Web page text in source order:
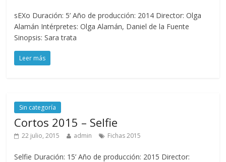
sEXo Duración: 5’ Año de producción: 2014 Director: Olga
Alamán Intérpretes: Olga Alamán, Daniel de la Fuente
Sinopsis: Sara trata
Leer más
Sin categoría
Cortos 2015 – Selfie
22 julio, 2015 admin Fichas 2015
Selfie Duración: 15’ Año de producción: 2015 Director: